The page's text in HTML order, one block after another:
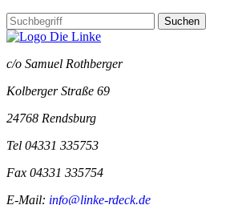
Suchen
c/o Samuel Rothberger
Kolberger Straße 69
24768 Rendsburg
Tel 04331 335753
Fax 04331 335754
E-Mail: info@linke-rdeck.de